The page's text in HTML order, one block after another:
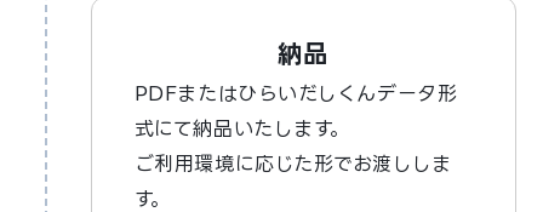
納品
PDFまたはひらいだしくんデータ形
式にて納品いたします。
ご利用環境に応じた形でお渡ししま
す。